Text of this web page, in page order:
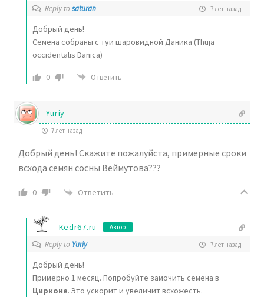
Reply to saturan 7 лет назад
Добрый день!
Семена собраны с туи шаровидной Даника (Thuja
occidentalis Danica)
0 Ответить
Yuriy
7 лет назад
Добрый день! Скажите пожалуйста, примерные сроки
всхода семян сосны Веймутова???
0 Ответить
Кedr67.ru Автор
Reply to Yuriy 7 лет назад
Добрый день!
Примерно 1 месяц. Попробуйте замочить семена в
Цирконе. Это ускорит и увеличит всхожесть.